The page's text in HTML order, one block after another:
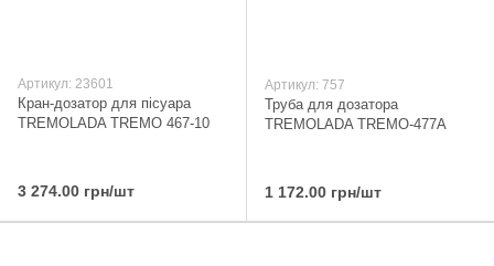
Артикул: 23601
Кран-дозатор для пісуара
TREMOLADA ТREMO 467-10
3 274.00 грн/шт
Артикул: 757
Труба для дозатора
TREMOLADA ТREMO-477А
1 172.00 грн/шт